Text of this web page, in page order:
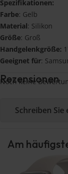
Spezifikationen:
Farbe: Gelb
Material: Silikon
Größe: Groß
Handgelenkgröße:
Geeignet für:
Rezensionen
Noch keine
Schreiben
Am